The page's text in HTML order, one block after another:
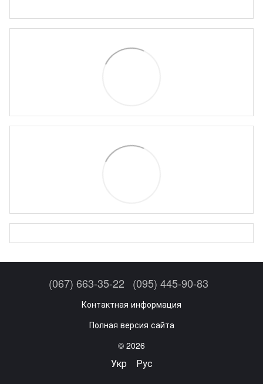
(067) 663-35-22 (095) 445-90-83
Контактная информация
Полная версия сайта
© 2026
Укр Рус